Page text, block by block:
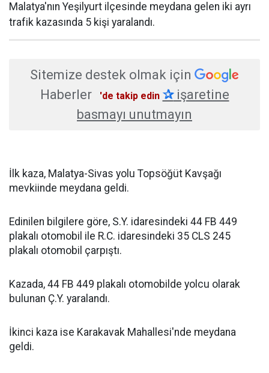
Malatya'nın Yeşilyurt ilçesinde meydana gelen iki ayrı
trafik kazasında 5 kişi yaralandı.
Sitemize destek olmak için
Haberler
'de takip edin ✰işaretine
basmayı unutmayın
İlk kaza, Malatya-Sivas yolu Topsöğüt Kavşağı
mevkiinde meydana geldi.
Edinilen bilgilere göre, S.Y. idaresindeki 44 FB 449
plakalı otomobil ile R.C. idaresindeki 35 CLS 245
plakalı otomobil çarpıştı.
Kazada, 44 FB 449 plakalı otomobilde yolcu olarak
bulunan Ç.Y. yaralandı.
İkinci kaza ise Karakavak Mahallesi'nde meydana
geldi.